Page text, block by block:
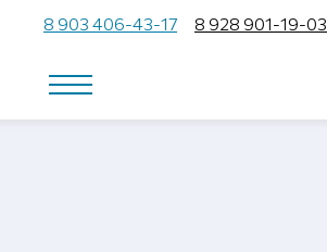
8 903 406-43-17 8 928 901-19-03